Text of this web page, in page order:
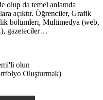
olup da temel anlamda
açıktır. Öğrenciler, Grafik
bölümleri, Multimedya (web,
gazeteciler…
olun
Oluşturmak)